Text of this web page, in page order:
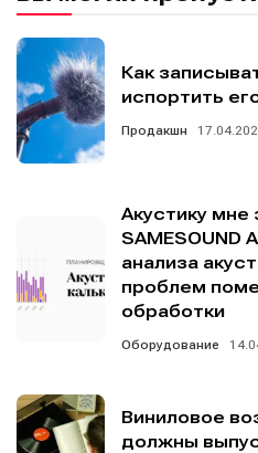
Как
испортить
Продакшн
Акустику мне
анализа
проблем
обработки
Оборудование
Виниловое
должны